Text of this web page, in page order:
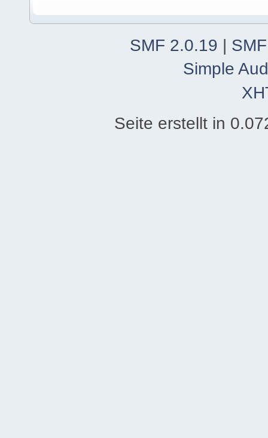
SMF 2.0.19 |
Simple
Seite erstellt in